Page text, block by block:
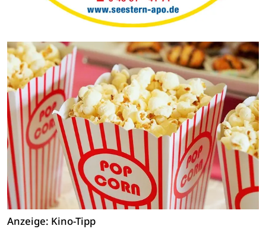
Anzeige: Kino-Tipp